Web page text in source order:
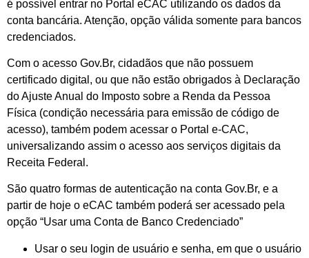
é possível entrar no Portal eCAC utilizando os dados da
conta bancária. Atenção, opção válida somente para bancos
credenciados.
Com o acesso Gov.Br, cidadãos que não possuem
certificado digital, ou que não estão obrigados à Declaração
do Ajuste Anual do Imposto sobre a Renda da Pessoa
Física (condição necessária para emissão de código de
acesso), também podem acessar o Portal e-CAC,
universalizando assim o acesso aos serviços digitais da
Receita Federal.
São quatro formas de autenticação na conta Gov.Br, e a
partir de hoje o eCAC também poderá ser acessado pela
opção “Usar uma Conta de Banco Credenciado”
Usar o seu login de usuário e senha, em que o usuário